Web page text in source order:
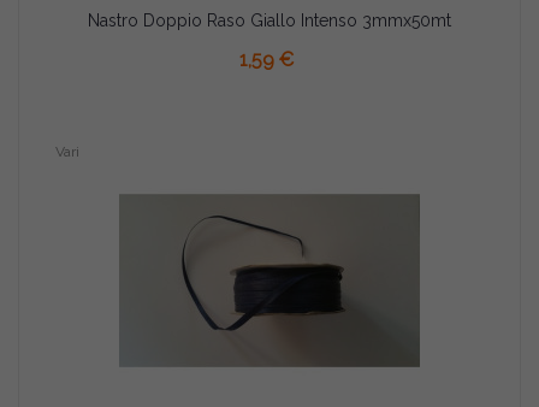
Nastro Doppio Raso Giallo Intenso 3mmx50mt
1,59 €
Vari